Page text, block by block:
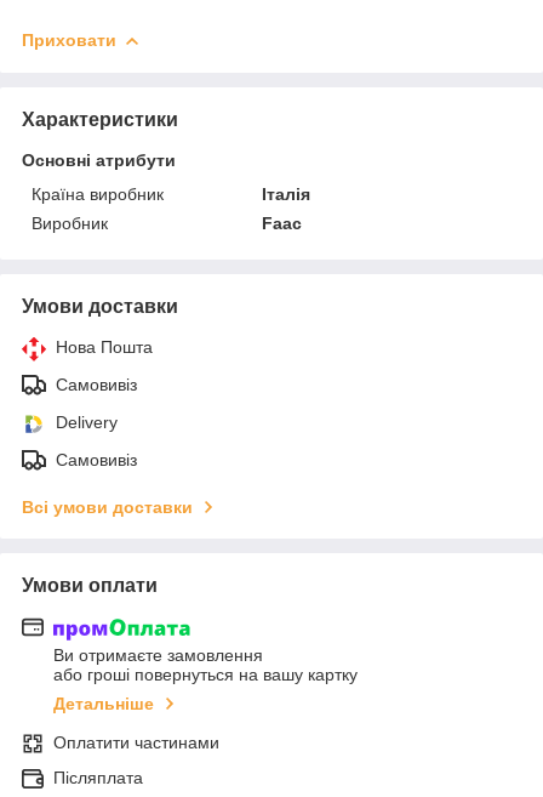
Приховати
Характеристики
Основні атрибути
Країна виробник
Італія
Виробник
Faac
Умови доставки
Нова Пошта
Самовивіз
Delivery
Самовивіз
Всі умови доставки
Умови оплати
Ви отримаєте замовлення
або гроші повернуться на вашу картку
Детальніше
Оплатити частинами
Післяплата